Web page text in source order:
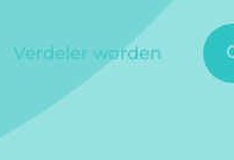
Verdeler worden